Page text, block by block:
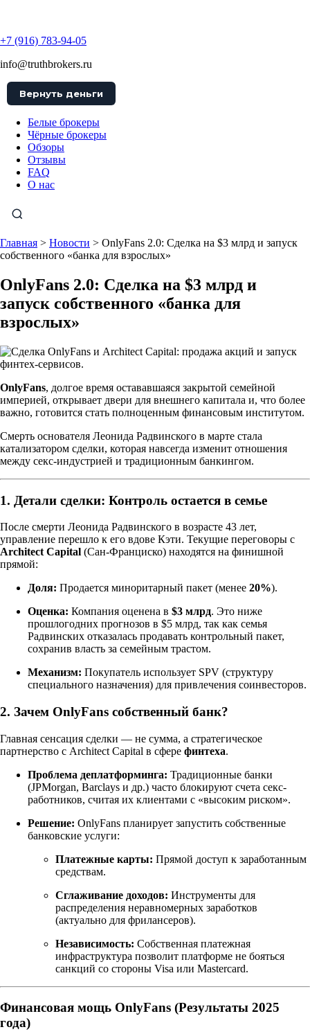
+7 (916) 783-94-05
info@truthbrokers.ru
Вернуть деньги
Белые брокеры
Чёрные брокеры
Обзоры
Отзывы
FAQ
О нас
Главная > Новости > OnlyFans 2.0: Сделка на $3 млрд и запуск
собственного «банка для взрослых»
OnlyFans 2.0: Сделка на $3 млрд и
запуск собственного «банка для
взрослых»
OnlyFans, долгое время остававшаяся закрытой семейной
империей, открывает двери для внешнего капитала и, что более
важно, готовится стать полноценным финансовым институтом.
Смерть основателя Леонида Радвинского в марте стала
катализатором сделки, которая навсегда изменит отношения
между секс-индустрией и традиционным банкингом.
1. Детали сделки: Контроль остается в семье
После смерти Леонида Радвинского в возрасте 43 лет,
управление перешло к его вдове Кэти. Текущие переговоры с
Architect Capital (Сан-Франциско) находятся на финишной
прямой:
Доля: Продается миноритарный пакет (менее 20%).
Оценка: Компания оценена в $3 млрд. Это ниже
прошлогодних прогнозов в $5 млрд, так как семья
Радвинских отказалась продавать контрольный пакет,
сохранив власть за семейным трастом.
Механизм: Покупатель использует SPV (структуру
специального назначения) для привлечения соинвесторов.
2. Зачем OnlyFans собственный банк?
Главная сенсация сделки — не сумма, а стратегическое
партнерство с Architect Capital в сфере финтеха.
Проблема деплатформинга: Традиционные банки
(JPMorgan, Barclays и др.) часто блокируют счета секс-
работников, считая их клиентами с «высоким риском».
Решение: OnlyFans планирует запустить собственные
банковские услуги:
Платежные карты: Прямой доступ к заработанным
средствам.
Сглаживание доходов: Инструменты для
распределения неравномерных заработков
(актуально для фрилансеров).
Независимость: Собственная платежная
инфраструктура позволит платформе не бояться
санкций со стороны Visa или Mastercard.
Финансовая мощь OnlyFans (Результаты 2025
года)